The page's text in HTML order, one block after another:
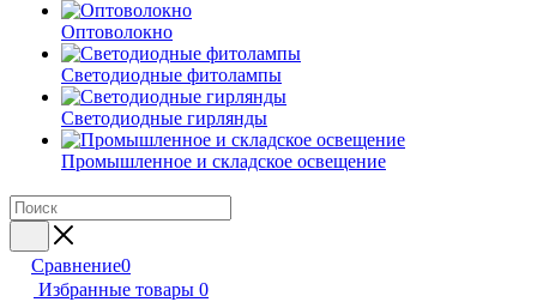
Оптоволокно
Светодиодные фитолампы
Светодиодные гирлянды
Промышленное и складское освещение
Сравнение0
Избранные товары 0